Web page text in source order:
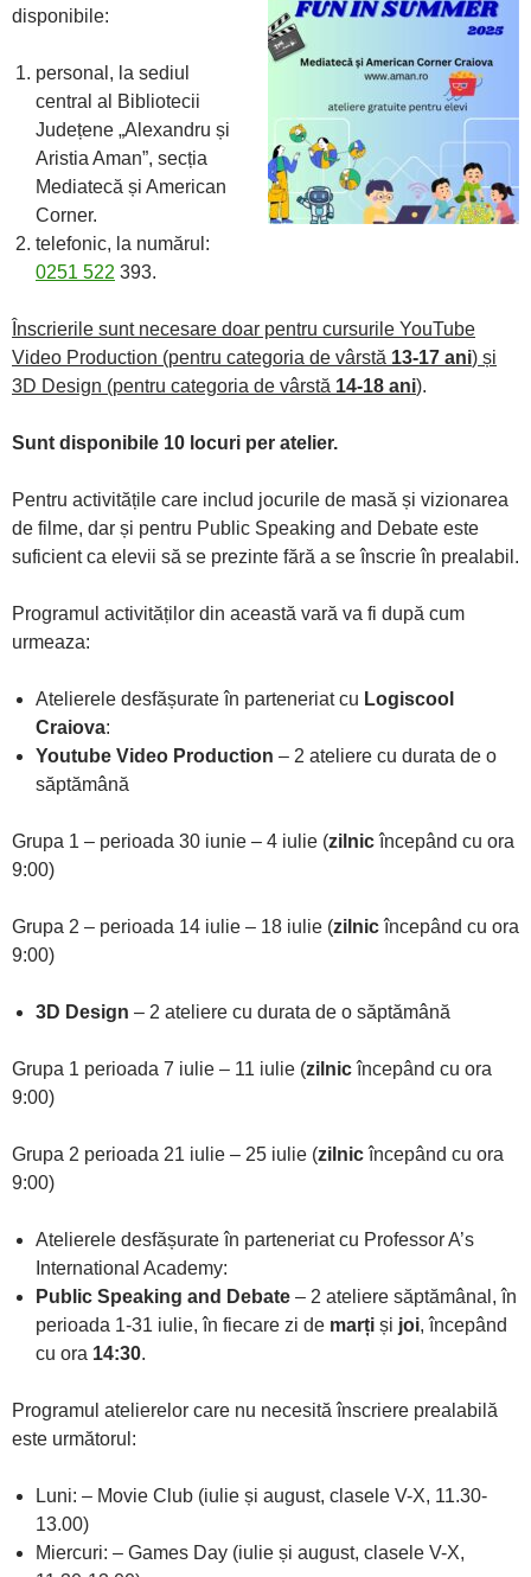
disponibile:
personal, la sediul
central al Bibliotecii
Județene „Alexandru și
Aristia Aman”, secția
Mediatecă și American
Corner.
telefonic, la numărul:
0251 522 393.
Înscrierile sunt necesare doar pentru cursurile YouTube
Video Production (pentru categoria de vârstă 13-17 ani) și
3D Design (pentru categoria de vârstă 14-18 ani).
Sunt disponibile 10 locuri per atelier.
Pentru activitățile care includ jocurile de masă și vizionarea
de filme, dar și pentru Public Speaking and Debate este
suficient ca elevii să se prezinte fără a se înscrie în prealabil.
Programul activităților din această vară va fi după cum
urmeaza:
Atelierele desfășurate în parteneriat cu Logiscool
Craiova:
Youtube Video Production – 2 ateliere cu durata de o
săptămână
Grupa 1 – perioada 30 iunie – 4 iulie (zilnicîncepând cu ora
9:00)
Grupa 2 – perioada 14 iulie – 18 iulie (zilnicîncepând cu ora
9:00)
3D Design – 2 ateliere cu durata de o săptămână
Grupa 1 perioada 7 iulie – 11 iulie (zilnicîncepând cu ora
9:00)
Grupa 2 perioada 21 iulie – 25 iulie (zilnicîncepând cu ora
9:00)
Atelierele desfășurate în parteneriat cu Professor A’s
International Academy:
Public Speaking and Debate – 2 ateliere săptămânal, în
perioada 1-31 iulie, în fiecare zi de marți și joi, începând
cu ora 14:30.
Programul atelierelor care nu necesită înscriere prealabilă
este următorul:
Luni: – Movie Club (iulie și august, clasele V-X, 11.30-
13.00)
Miercuri: – Games Day (iulie și august, clasele V-X,